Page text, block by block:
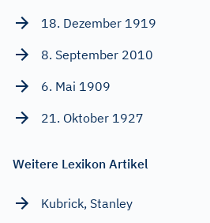
18. Dezember 1919
8. September 2010
6. Mai 1909
21. Oktober 1927
Weitere Lexikon Artikel
Kubrick, Stanley